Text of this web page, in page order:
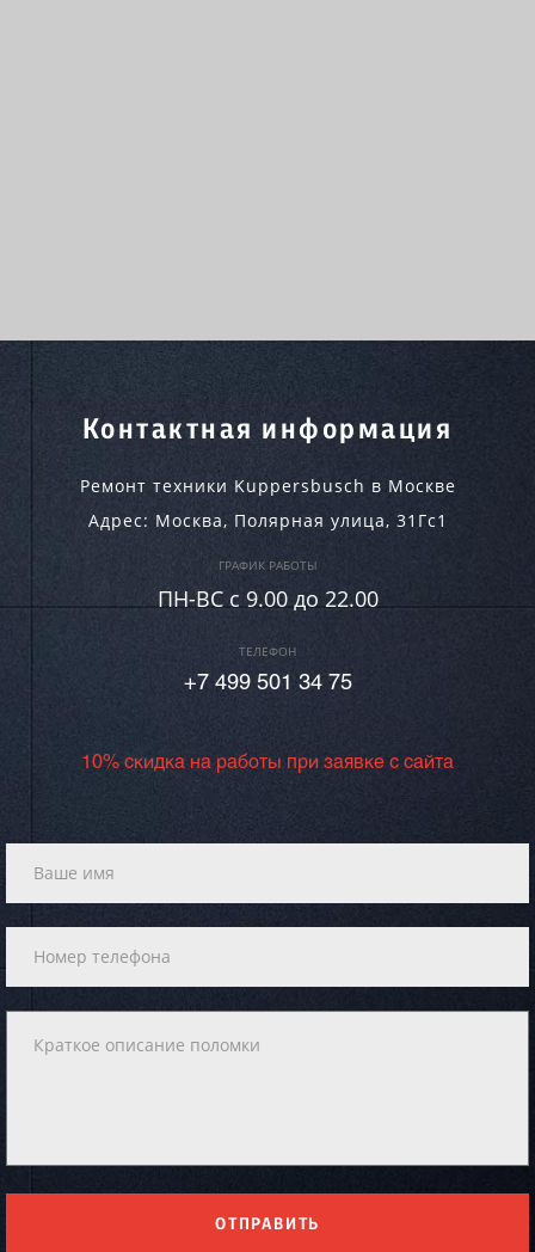
Контактная информация
Ремонт техники Kuppersbusch в Москве
Адрес: Москва, Полярная улица, 31Гс1
ГРАФИК РАБОТЫ
ПН-ВC c 9.00 до 22.00
ТЕЛЕФОН
+7 499 501 34 75
10% скидка на работы при заявке с сайта
ОТПРАВИТЬ